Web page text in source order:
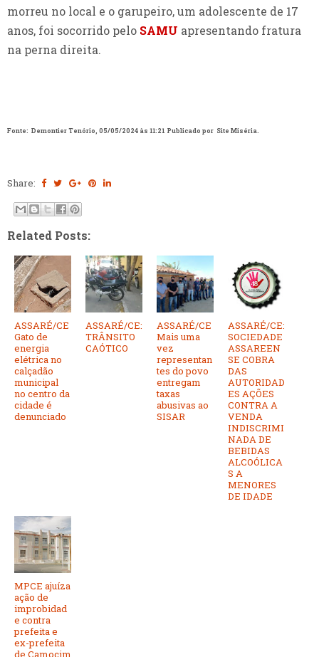
morreu no local e o garupeiro, um adolescente de 17
anos, foi socorrido pelo SAMU apresentando fratura
na perna direita.
Fonte: Demontier Tenório, 05/05/2024 às 11:21 Publicado por Site Miséria.
Share:
Related Posts:
ASSARÉ/CE
Gato de
energia
elétrica no
calçadão
municipal
no centro da
cidade é
denunciado
ASSARÉ/CE:
TRÂNSITO
CAÓTICO
ASSARÉ/CE
Mais uma
vez
representan
tes do povo
entregam
taxas
abusivas ao
SISAR
ASSARÉ/CE:
SOCIEDADE
ASSAREEN
SE COBRA
DAS
AUTORIDAD
ES AÇÕES
CONTRA A
VENDA
INDISCRIMI
NADA DE
BEBIDAS
ALCOÓLICA
S A
MENORES
DE IDADE
MPCE ajuíza
ação de
improbidad
e contra
prefeita e
ex-prefeita
de Camocim